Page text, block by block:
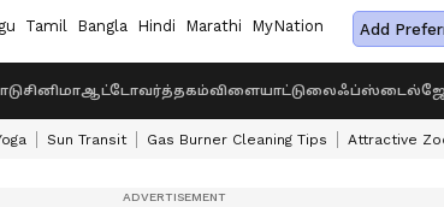
Tamil Bangla Hindi Marathi MyNation Add
சினிமாஆட்டோவர்த்தகம்விளையாட்டுலைஃப்ஸ்டைல்
Sun Transit Gas Burner Cleaning Tips Attractive